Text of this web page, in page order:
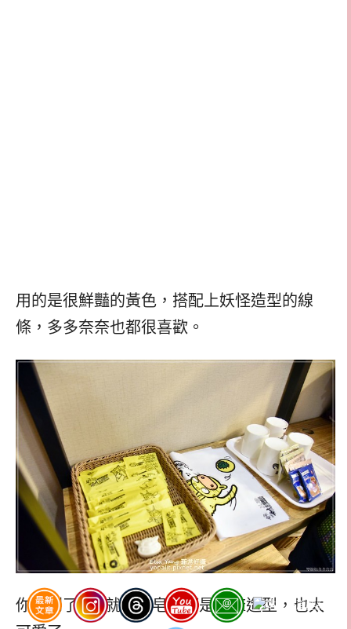
用的是很鮮豔的黃色，搭配上妖怪造型的線
條，多多奈奈也都很喜歡。
你看到了嗎? 就連肥皂也都是枯麻造型，也太